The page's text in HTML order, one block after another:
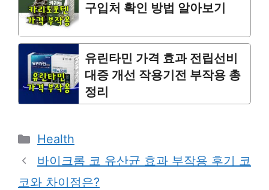
구입처 확인 방법 알아보기
유린타민 가격 효과 전립선비
대증 개선 작용기전 부작용 총
정리
Categories
Health
바이크롬 코 유산균 효과 부작용 후기 코
코와 차이점은?